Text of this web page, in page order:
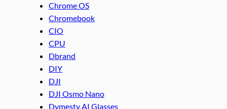
Chrome OS
Chromebook
CIO
CPU
Dbrand
DIY
DJI
DJI Osmo Nano
Dymesty AI Glasses